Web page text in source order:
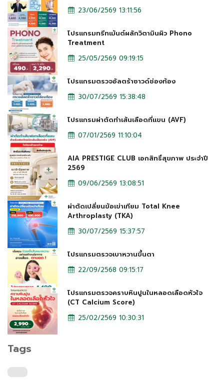
23/06/2569 13:11:56
โปรแกรมทรีทเม้นต์ผลักวิตามินผิว Phono
Treatment
25/05/2569 09:19:15
โปรแกรมตรวจอัลตร้าซาวด์ช่องท้อง
30/07/2569 15:38:48
โปรแกรมผ่าตัดทำเส้นเลือดที่แขน (AVF)
07/01/2569 11:10:04
AIA PRESTIGE CLUB เอกสิทธิ์สุขภาพ ประจำปี
2569
09/06/2569 13:08:51
ผ่าตัดเปลี่ยนข้อเข่าเทียม Total Knee
Arthroplasty (TKA)
30/07/2569 15:37:57
โปรแกรมตรวจเบาหวานขึ้นตา
22/09/2568 09:15:17
โปรแกรมตรวจคราบหินปูนในหลอดเลือดหัวใจ
(CT Calcium Score)
25/02/2569 10:30:31
Tags